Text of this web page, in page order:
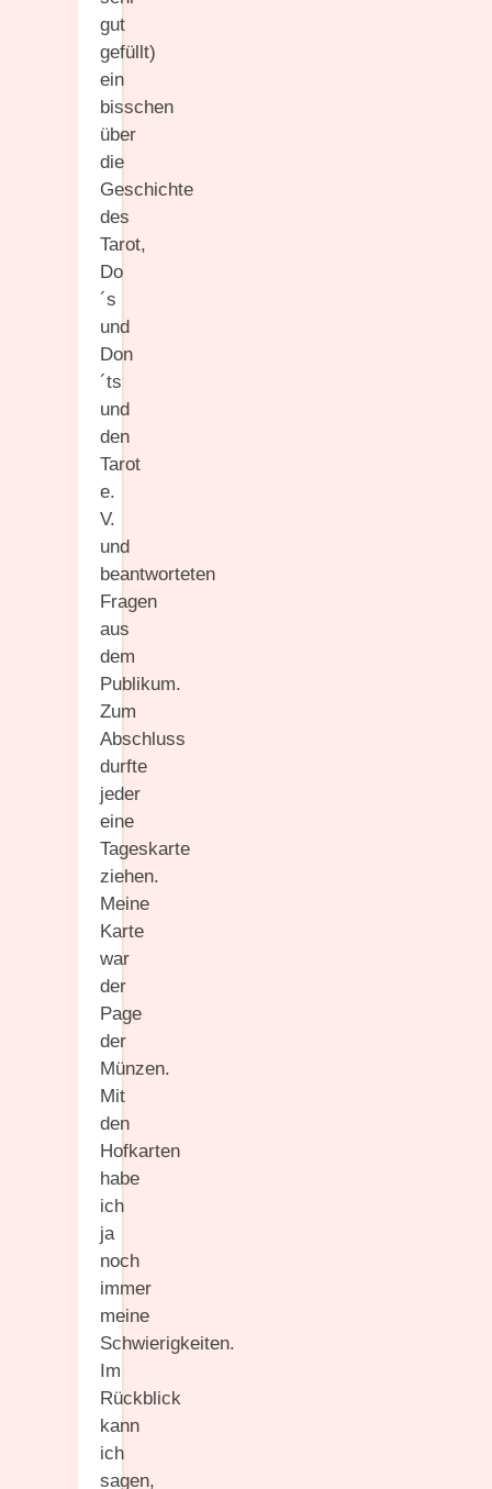
gut
gefüllt)
ein
bisschen
über
die
Geschichte
des
Tarot,
Do
´s
und
Don
´ts
und
den
Tarot
e.
V.
und
beantworteten
Fragen
aus
dem
Publikum.
Zum
Abschluss
durfte
jeder
eine
Tageskarte
ziehen.
Meine
Karte
war
der
Page
der
Münzen.
Mit
den
Hofkarten
habe
ich
ja
noch
immer
meine
Schwierigkeiten.
Im
Rückblick
kann
ich
sagen,